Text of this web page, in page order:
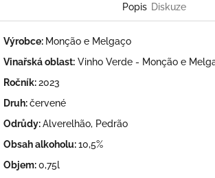
Popis Diskuze
Výrobce: Monção e Melgaço
Vinařská oblast: Vinho Verde - Monção e
Ročník:2023
Druh:červené
Odrůdy:Alverelhão, Pedrão
Obsah alkoholu:10,5%
Objem:0,75l